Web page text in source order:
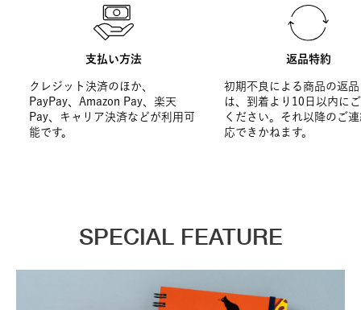
支払い方法
クレジット決済のほか、
PayPay、Amazon Pay、楽天
Pay、キャリア決済などが利用可
能です。
返品特約
初期不良による商品の返
は、到着より10日以内に
ください。それ以降のご
応できかねます。
SPECIAL FEATURE